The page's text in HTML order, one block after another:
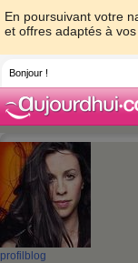
En poursuivant votre
et offres adaptés à
Bonjour !
profil blog